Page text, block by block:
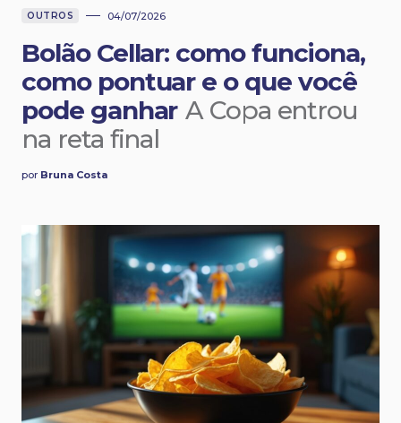
OUTROS 04/07/2026
Bolão Cellar: como funciona,
como pontuar e o que você
pode ganhar A Copa entrou
na reta final
por Bruna Costa